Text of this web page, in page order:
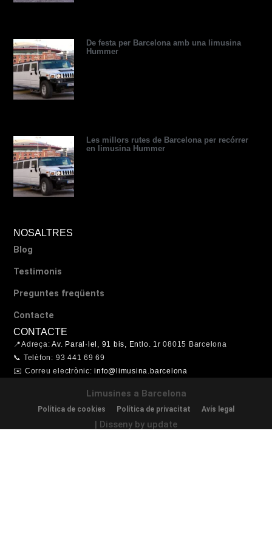
De festa per Barcelona amb una limusina
Hummer
Les millors rutes de Barcelona per recórrer
en limusina Hummer
NOSALTRES
Blog
Testimonis
Preguntes freqüents
Contacte
CONTACTE
📍Adreça:Av. Paral·lel, 91 bis, Entlo. 1r 08015 Barcelona
📞 Telèfon: 93 441 69 69
✉️ Correu electrònic:info@limusina.barcelona
Limusines a Barcelona
Política de cookies Política de privacitat Avís legal
| Disseny by update